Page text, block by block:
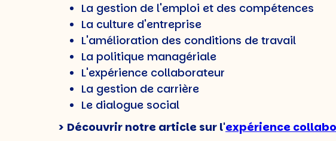
La gestion de l'emploi et des compétences
La culture d'entreprise
L'amélioration des conditions de travail
La politique managériale
L'expérience collaborateur
La gestion de carrière
Le dialogue social
> Découvrir notre article sur l'expérience